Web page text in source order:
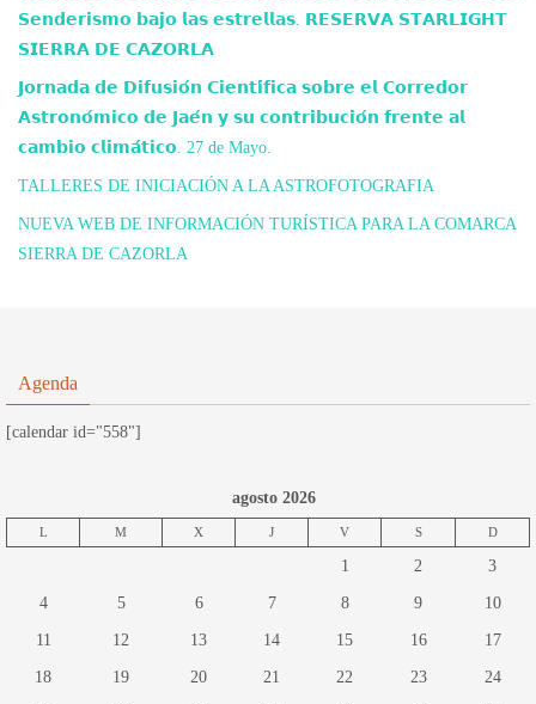
𝗦𝗲𝗻𝗱𝗲𝗿𝗶𝘀𝗺𝗼 𝗯𝗮𝗷𝗼 𝗹𝗮𝘀 𝗲𝘀𝘁𝗿𝗲𝗹𝗹𝗮𝘀. 𝗥𝗘𝗦𝗘𝗥𝗩𝗔 𝗦𝗧𝗔𝗥𝗟𝗜𝗚𝗛𝗧
𝗦𝗜𝗘𝗥𝗥𝗔 𝗗𝗘 𝗖𝗔𝗭𝗢𝗥𝗟𝗔
𝗝𝗼𝗿𝗻𝗮𝗱𝗮 𝗱𝗲 𝗗𝗶𝗳𝘂𝘀𝗶𝗼́𝗻 𝗖𝗶𝗲𝗻𝘁𝗶́𝗳𝗶𝗰𝗮 𝘀𝗼𝗯𝗿𝗲 𝗲𝗹 𝗖𝗼𝗿𝗿𝗲𝗱𝗼𝗿
𝗔𝘀𝘁𝗿𝗼𝗻𝗼́𝗺𝗶𝗰𝗼 𝗱𝗲 𝗝𝗮𝗲́𝗻 𝘆 𝘀𝘂 𝗰𝗼𝗻𝘁𝗿𝗶𝗯𝘂𝗰𝗶𝗼́𝗻 𝗳𝗿𝗲𝗻𝘁𝗲 𝗮𝗹
𝗰𝗮𝗺𝗯𝗶𝗼 𝗰𝗹𝗶𝗺𝗮́𝘁𝗶𝗰𝗼. 27 de Mayo.
TALLERES DE INICIACIÓN A LA ASTROFOTOGRAFIA
NUEVA WEB DE INFORMACIÓN TURÍSTICA PARA LA COMARCA
SIERRA DE CAZORLA
Agenda
[calendar id="558"]
agosto 2026
L M X J V S D
1 2 3
4 5 6 7 8 9 10
11 12 13 14 15 16 17
18 19 20 21 22 23 24